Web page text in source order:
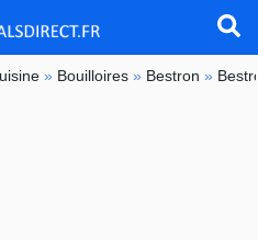
» Bouilloires » Bestron »